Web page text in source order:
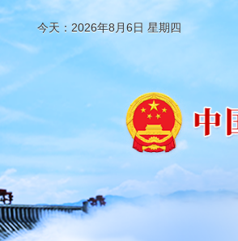
今天：2026年8月6日 星期四